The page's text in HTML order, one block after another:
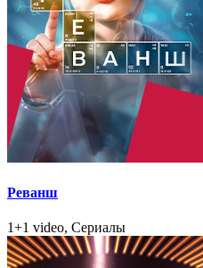
Реванш
1+1 video, Сериалы